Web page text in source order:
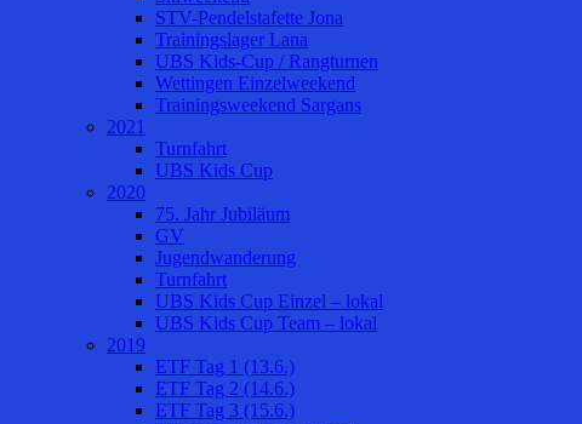
STV-Pendelstafette Jona
Trainingslager Lana
UBS Kids-Cup / Rangturnen
Wettingen Einzelweekend
Trainingsweekend Sargans
2021
Turnfahrt
UBS Kids Cup
2020
75. Jahr Jubiläum
GV
Jugendwanderung
Turnfahrt
UBS Kids Cup Einzel – lokal
UBS Kids Cup Team – lokal
2019
ETF Tag 1 (13.6.)
ETF Tag 2 (14.6.)
ETF Tag 3 (15.6.)